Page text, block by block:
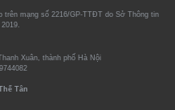
trên mạng số 2216/GP-TTĐT do Sở Thông tin
Xuân, thành phố Hà Nội
Tân